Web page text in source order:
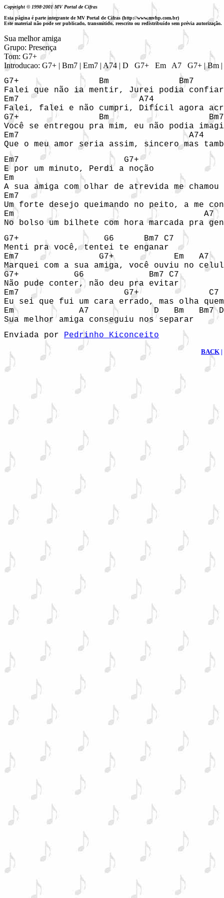
Copyright © 1998-2001 MV Portal de Cifras
Esta página é parte integrante de MV Portal de Cifras (http://www.mvhp.com.br)
Este material não pode ser publicado, transmitido, reescrito ou redistribuído sem prévia autorização.
Sua melhor amiga
Grupo: Presença
Tom: G7+
Introducao: G7+ | Bm7 | Em7 | A74 | D   G7+   Em   A7   G7+ | Bm
G7+                Bm              Bm7
Falei que não ia mentir, Jurei podia
Em7                        A74
Falei, falei e não cumpri, Difícil agora
G7+                Bm
Você se entregou pra mim, eu não podia
Em7                                  A74
Em7                     G7+
E por um minuto, Perdi a noção
Em
A sua amiga com olhar de atrevida me
Em7
Um forte desejo queimando no peito, a me
Em                                      A7
G7+                 G6      Bm7 C7
Menti pra você, tentei te enganar
Em7                G7+            Em   A7
Marquei com a sua amiga, você ouviu no
G7+           G6             Bm7 C7
Não pude conter, não deu pra evitar
Em7                     G7+
Eu sei que fui um cara errado, mas olha
Em             A7             D   Bm   Bm7
Sua melhor amiga conseguiu nos separar
Enviada por Pedrinho Kiconceito
BACK |